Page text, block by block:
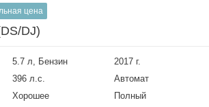
цена
DJ)
5.7 л, Бензин
2017 г.
396 л.с.
Автомат
Хорошее Полный